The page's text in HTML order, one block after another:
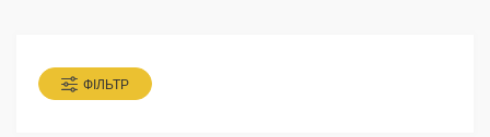
ФІЛЬТР